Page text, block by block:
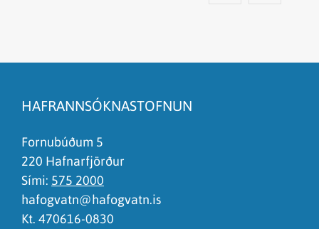
Það er of mikið efni á síðunni
Ég skil ekki efnið, finnst það of flókið
HAFRANNSÓKNASTOFNUN
Fornubúðum 5
220 Hafnarfjörður
Sími: 575 2000
hafogvatn@hafogvatn.is
Kt. 470616-0830